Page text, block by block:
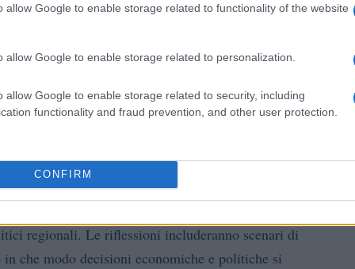
allow Google to enable storage related to functionality of the website
allow Google to enable storage related to personalization.
allow Google to enable storage related to security, including
functionality and fraud prevention, and other user protection.
CONFIRM
si concentreranno su come il confronto traUSA
e dinamiche interne agli stati del
regionali. Le riflessioni includeranno scenari di
che modo decisioni economiche e politiche si